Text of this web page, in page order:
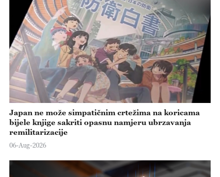
Japan ne može simpatičnim crtežima na koricama
bijele knjige sakriti opasnu namjeru ubrzavanja
remilitarizacije
06-Aug-2026